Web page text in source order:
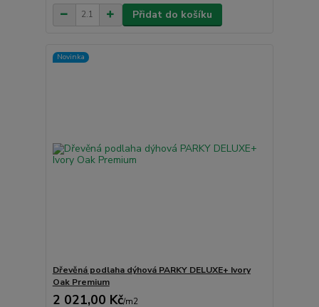
Přidat do košíku
Novinka
Dřevěná podlaha dýhová PARKY DELUXE+ Ivory
Oak Premium
2 021,00 Kč/m2